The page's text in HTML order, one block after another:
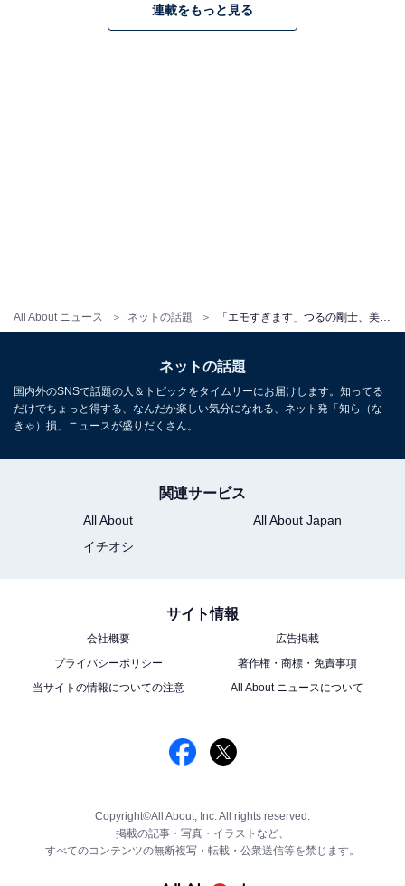
All About ニュース ネットの話題 「エモすぎます」つるの剛士、美人娘との顔出しクリパショット！ 「妻タンに貰ったワインでベロッベロ」
連載をもっと見る
ネットの話題
国内外のSNSで話題の人＆トピックをタイムリーにお届けします。知ってる
だけでちょっと得する、なんだか楽しい気分になれる、ネット発「知ら（な
きゃ）損」ニュースが盛りだくさん。
関連サービス
All About
All About Japan
イチオシ
サイト情報
会社概要
広告掲載
プライバシーポリシー
著作権・商標・免責事項
当サイトの情報についての注意
All About ニュースについて
Copyright©All About, Inc. All rights reserved.
掲載の記事・写真・イラストなど、
すべてのコンテンツの無断複写・転載・公衆送信等を禁じます。